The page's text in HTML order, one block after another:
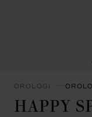
OROLOGI
HAPPY